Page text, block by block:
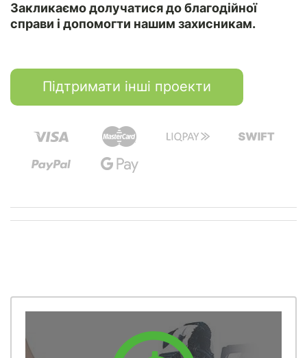
Закликаємо долучатися до благодійної
справи і допомогти нашим захисникам.
Підтримати інші проекти